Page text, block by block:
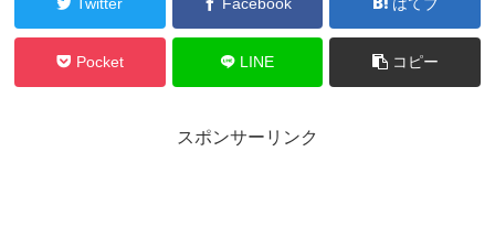
Pocket LINE コピー
スポンサーリンク